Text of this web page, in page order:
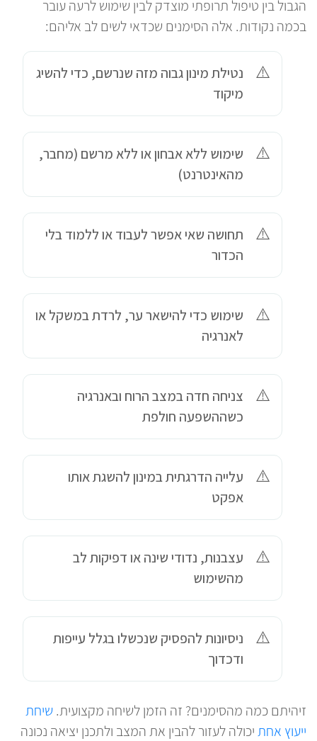
הגבול בין טיפול תרופתי מוצדק לבין שימוש לרעה עובר
בכמה נקודות. אלה הסימנים שכדאי לשים לב אליהם:
נטילת מינון גבוה מזה שנרשם, כדי להשיג
מיקוד
שימוש ללא אבחון או ללא מרשם (מחבר,
מהאינטרנט)
תחושה שאי אפשר לעבוד או ללמוד בלי
הכדור
שימוש כדי להישאר ער, לרדת במשקל או
לאנרגיה
צניחה חדה במצב הרוח ובאנרגיה
כשההשפעה חולפת
עלייה הדרגתית במינון להשגת אותו
אפקט
עצבנות, נדודי שינה או דפיקות לב
מהשימוש
ניסיונות להפסיק שנכשלו בגלל עייפות
ודכדוך
זיהיתם כמה מהסימנים? זה הזמן לשיחה מקצועית. שיחת
ייעוץ אחתיכולה לעזור להבין את המצב ולתכנן יציאה נכונה